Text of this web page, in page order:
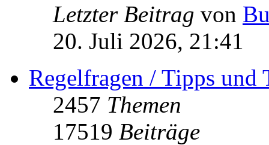
Letzter Beitrag von
20. Juli 2026, 21:41
Regelfragen / Tipps und
2457 Themen
17519 Beiträge